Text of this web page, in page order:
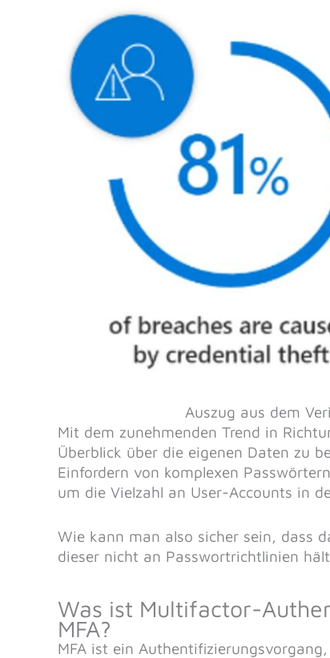
Auszug aus dem
Mit dem zunehmenden Trend in
Überblick über die eigenen Daten zu
Einfordern von komplexen
um die Vielzahl an User-Accounts in
Wie kann man also sicher sein, dass
dieser nicht an Passwortrichtlinien
Was ist Multifactor-
MFA?
MFA ist ein